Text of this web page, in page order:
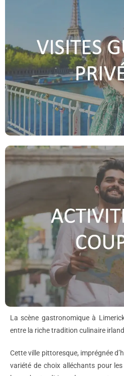
La scène gastronomique à
entre la riche tradition culinaire
Cette ville pittoresque, imprégnée
variété de choix alléchants pour